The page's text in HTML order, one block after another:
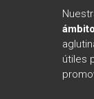
ámbito
útiles